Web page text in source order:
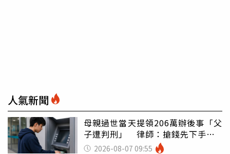
人氣新聞
母親過世當天提領206萬辦後事「父
子遭判刑」 律師：搶錢先下手是
罪 2026-08-07 09:55